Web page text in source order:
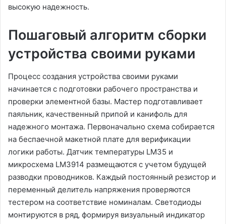
высокую надежность.
Пошаговый алгоритм сборки
устройства своими руками
Процесс создания устройства своими руками
начинается с подготовки рабочего пространства и
проверки элементной базы. Мастер подготавливает
паяльник‚ качественный припой и канифоль для
надежного монтажа. Первоначально схема собирается
на беспаечной макетной плате для верификации
логики работы. Датчик температуры LM35 и
микросхема LM3914 размещаются с учетом будущей
разводки проводников. Каждый постоянный резистор и
переменный делитель напряжения проверяются
тестером на соответствие номиналам. Светодиоды
монтируются в ряд‚ формируя визуальный индикатор